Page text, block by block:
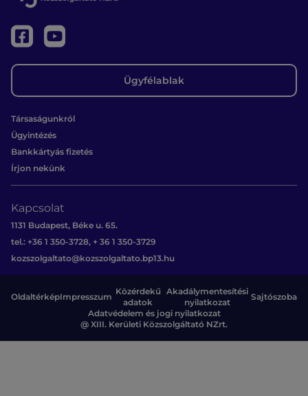
Ügyfélablak
Társaságunkról
Ügyintézés
Bankkártyás fizetés
Írjon nekünk
Kapcsolat
1131 Budapest, Béke u. 65.
tel.: +36 1 350-3728, + 36 1 350-3729
kozszolgaltato@kozszolgaltato.bp13.hu
Adatvédelem és jogi nyilatkozat
@ XIII. Kerületi Közszolgáltató NZrt.
OldaltérképImpresszum
Közérdekű
adatok
Akadálymentesítési
nyilatkozat
Sajtószoba